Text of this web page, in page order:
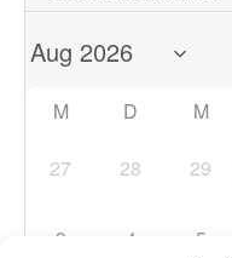
M D M
27 28 29
3 4 5